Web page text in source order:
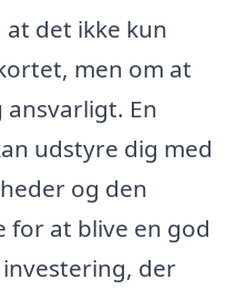
det ikke kun
men om at
En
udstyre dig med
og den
for at blive en god
der